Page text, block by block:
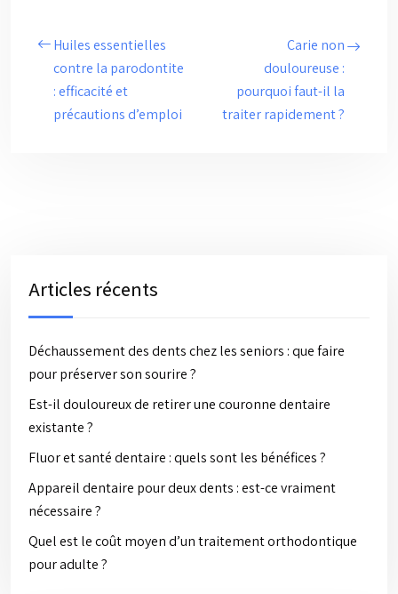
Huiles essentielles
contre la parodontite
: efficacité et
précautions d’emploi
Carie non
douloureuse :
pourquoi faut-il la
traiter rapidement ?
Articles récents
Déchaussement des dents chez les seniors : que faire
pour préserver son sourire ?
Est-il douloureux de retirer une couronne dentaire
existante ?
Fluor et santé dentaire : quels sont les bénéfices ?
Appareil dentaire pour deux dents : est-ce vraiment
nécessaire ?
Quel est le coût moyen d’un traitement orthodontique
pour adulte ?